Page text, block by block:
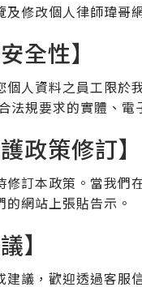
修改個人律師瑋哥
全性】
個人資料之員工限於
法規要求的實體、
政策修訂】
修訂本政策。當我們
網站上張貼告示。
】
建議，歡迎透過客服